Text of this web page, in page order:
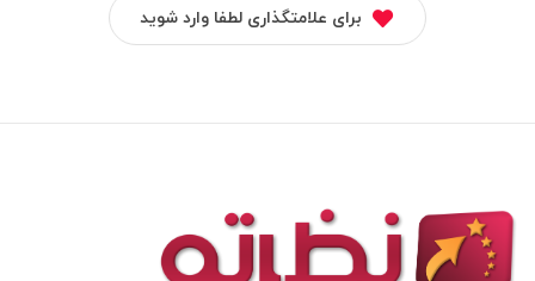
برای علامتگذاری لطفا وارد شوید